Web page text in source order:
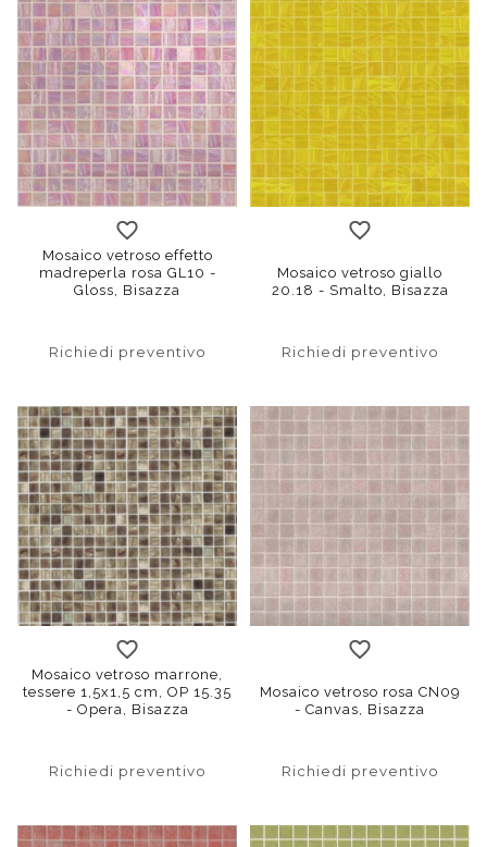
Mosaico vetroso effetto
madreperla rosa GL10 -
Gloss, Bisazza
Richiedi preventivo
Mosaico vetroso giallo
20.18 - Smalto, Bisazza
Richiedi preventivo
Mosaico vetroso marrone,
tessere 1,5x1,5 cm, OP 15.35
- Opera, Bisazza
Richiedi preventivo
Mosaico vetroso rosa CN09
- Canvas, Bisazza
Richiedi preventivo